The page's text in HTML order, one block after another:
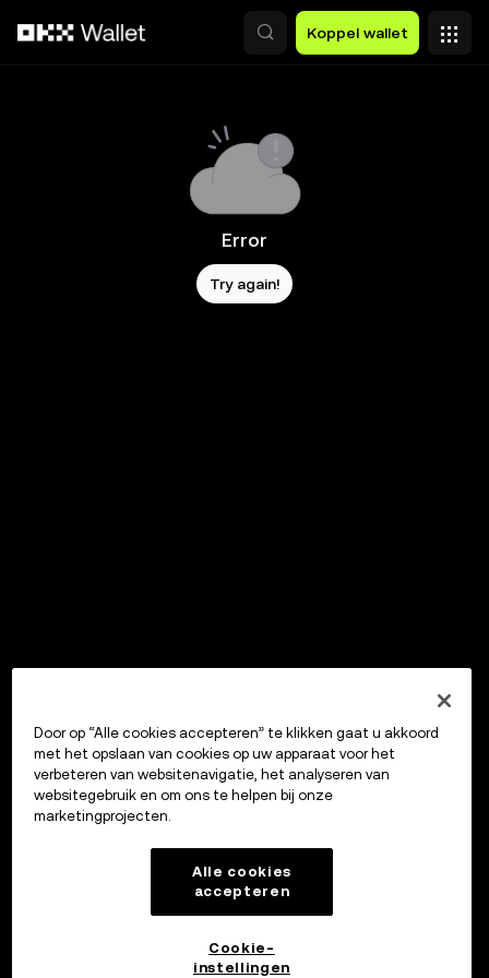
Koppel wallet
Error
Try again!
Door op “Alle cookies accepteren” te klikken gaat u akkoord
met het opslaan van cookies op uw apparaat voor het
verbeteren van websitenavigatie, het analyseren van
websitegebruik en om ons te helpen bij onze
marketingprojecten.
Alle cookies
accepteren
Cookie-
instellingen